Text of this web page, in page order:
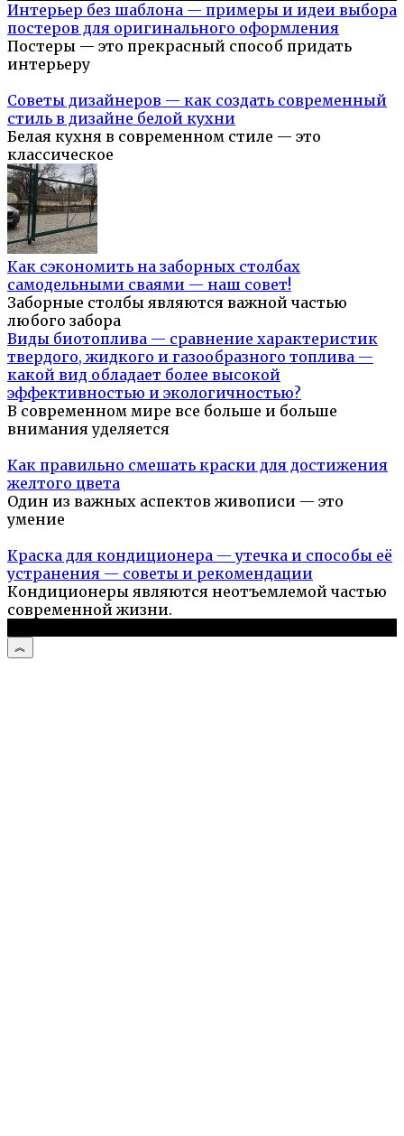
Интерьер без шаблона — примеры и идеи выбора
постеров для оригинального оформления
Постеры — это прекрасный способ придать
интерьеру
Советы дизайнеров — как создать современный
стиль в дизайне белой кухни
Белая кухня в современном стиле — это
классическое
Как сэкономить на заборных столбах
самодельными сваями — наш совет!
Заборные столбы являются важной частью
любого забора
Виды биотоплива — сравнение характеристик
твердого, жидкого и газообразного топлива —
какой вид обладает более высокой
эффективностью и экологичностью?
В современном мире все больше и больше
внимания уделяется
Как правильно смешать краски для достижения
желтого цвета
Один из важных аспектов живописи — это
умение
Краска для кондиционера — утечка и способы её
устранения — советы и рекомендации
Кондиционеры являются неотъемлемой частью
современной жизни.